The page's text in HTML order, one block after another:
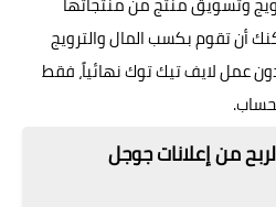
أن تقوم بكسب المال والترويج
عمل لايف تيك توك نهائياً، فقط
من إعلانات جوجل